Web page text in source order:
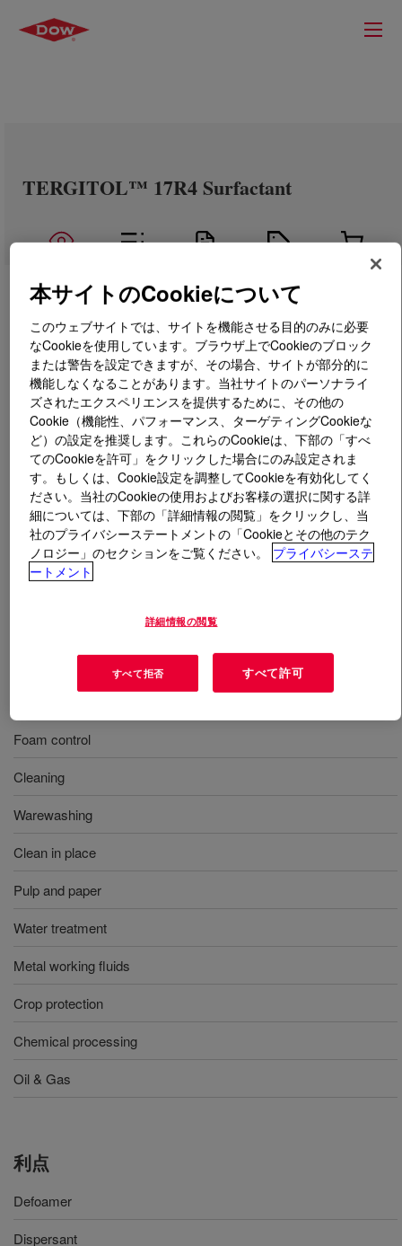
TERGITOL™ 17R4 Surfactant
とは TERGITOL™ 17R4 Surfactant?
This readily biodegradable ethylene oxide / propylene
oxide copolymer delivers low foam, excellent solvency,
chemical stability and reliable formulation performance in
a variety of processes such as cleaning, paper
processing, water treatment, and metal working fluids. It
combination with other surfactants in a wide range of
Foam control
Cleaning
Warewashing
Clean in place
Pulp and paper
Water treatment
Metal working fluids
Crop protection
Chemical processing
Oil & Gas
利点
Defoamer
Dispersant
本サイトのCookieについて
このウェブサイトでは、サイトを機能させる目的のみに必要
なCookieを使用しています。ブラウザ上でCookieのブロック
または警告を設定できますが、その場合、サイトが部分的に
機能しなくなることがあります。当社サイトのパーソナライ
ズされたエクスペリエンスを提供するために、その他の
Cookie（機能性、パフォーマンス、ターゲティングCookieな
ど）の設定を推奨します。これらのCookieは、下部の「すべ
てのCookieを許可」をクリックした場合にのみ設定されま
す。もしくは、Cookie設定を調整してCookieを有効化してく
ださい。当社のCookieの使用およびお客様の選択に関する詳
細については、下部の「詳細情報の閲覧」をクリックし、当
社のプライバシーステートメントの「Cookieとその他のテク
ノロジー」のセクションをご覧ください。
プライバシーステ
ートメント
詳細情報の閲覧
すべて拒否 すべて許可